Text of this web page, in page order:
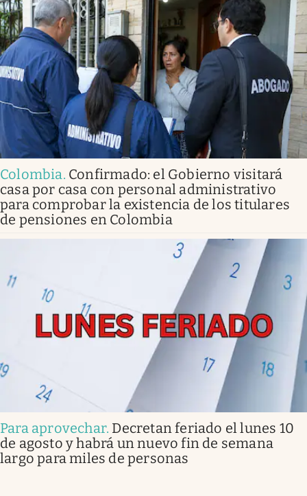
Colombia. Confirmado: el Gobierno visitará
casa por casa con personal administrativo
para comprobar la existencia de los titulares
de pensiones en Colombia
Para aprovechar. Decretan feriado el lunes 10
de agosto y habrá un nuevo fin de semana
largo para miles de personas